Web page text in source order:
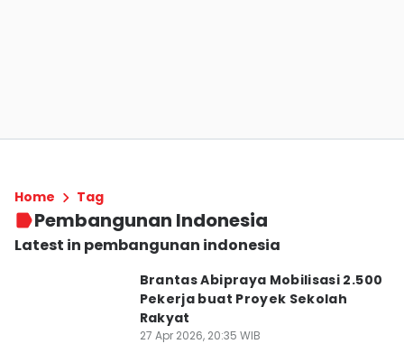
Home Tag
Pembangunan Indonesia
Latest in pembangunan indonesia
Brantas Abipraya Mobilisasi 2.500
Pekerja buat Proyek Sekolah
Rakyat
27 Apr 2026, 20:35 WIB